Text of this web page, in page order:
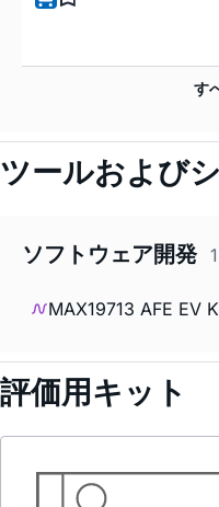
ツールおよび
ソフトウェア開発 1
MAX19713 AFE EV
評価用キット